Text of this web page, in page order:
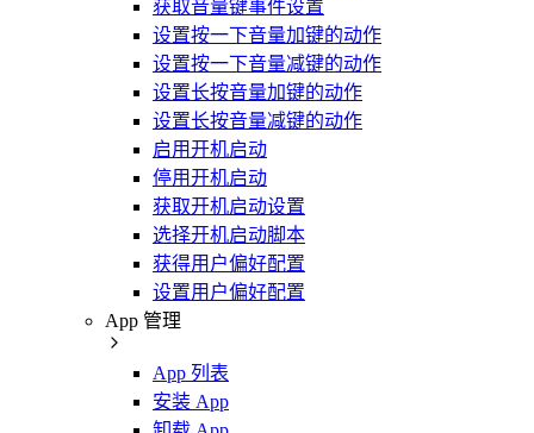
获取音量键事件设置
设置按一下音量加键的动作
设置按一下音量减键的动作
设置长按音量加键的动作
设置长按音量减键的动作
启用开机启动
停用开机启动
获取开机启动设置
选择开机启动脚本
获得用户偏好配置
设置用户偏好配置
App 管理
App 列表
安装 App